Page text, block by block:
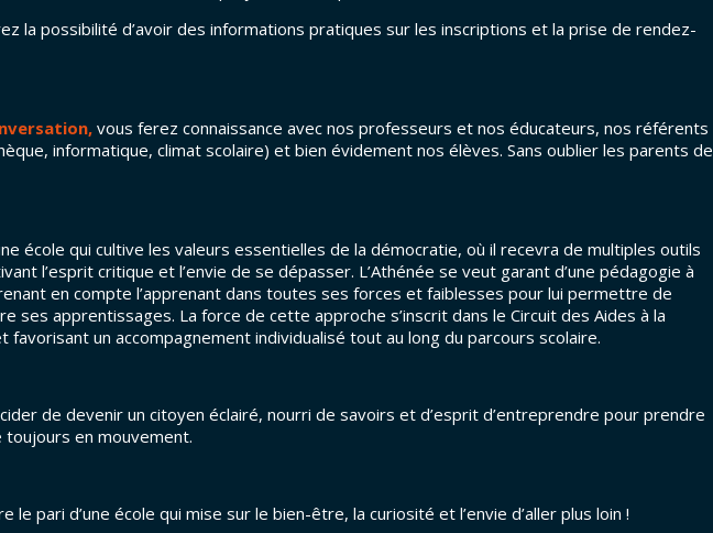
la possibilité d’avoir des informations pratiques sur les inscriptions et la prise de rendez-
vous ferez connaissance avec nos professeurs et nos éducateurs, nos référents
informatique, climat scolaire) et bien évidement nos élèves. Sans oublier les parents de
école qui cultive les valeurs essentielles de la démocratie, où il recevra de multiples outils
l’esprit critique et l’envie de se dépasser. L’Athénée se veut garant d’une pédagogie à
en compte l’apprenant dans toutes ses forces et faiblesses pour lui permettre de
ses apprentissages. La force de cette approche s’inscrit dans le Circuit des Aides à la
favorisant un accompagnement individualisé tout au long du parcours scolaire.
de devenir un citoyen éclairé, nourri de savoirs et d’esprit d’entreprendre pour prendre
toujours en mouvement.
le pari d’une école qui mise sur le bien-être, la curiosité et l’envie d’aller plus loin !